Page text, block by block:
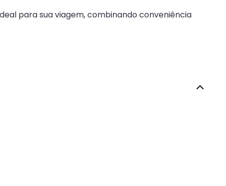
para sua viagem, combinando conveniência